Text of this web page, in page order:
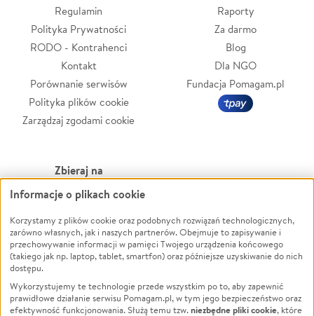
Regulamin
Polityka Prywatności
RODO - Kontrahenci
Kontakt
Porównanie serwisów
Polityka plików cookie
Zarządzaj zgodami cookie
Raporty
Za darmo
Blog
Dla NGO
Fundacja Pomagam.pl
Zbieraj na
Leczenie
Zwierzęta
Pożar
Ukraina
Pomoc Finansowa
Projekty
Powódź
Wichura
NGO
Edukacja
Podróż
Informacje o plikach cookie
Korzystamy z plików cookie oraz podobnych rozwiązań technologicznych,
zarówno własnych, jak i naszych partnerów. Obejmuje to zapisywanie i
przechowywanie informacji w pamięci Twojego urządzenia końcowego
(takiego jak np. laptop, tablet, smartfon) oraz późniejsze uzyskiwanie do nich
dostępu.
Wykorzystujemy te technologie przede wszystkim po to, aby zapewnić
prawidłowe działanie serwisu Pomagam.pl, w tym jego bezpieczeństwo oraz
efektywność funkcjonowania. Służą temu tzw.niezbędne pliki cookie, które